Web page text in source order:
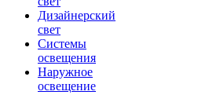
Дизайнерский
свет
Системы
освещения
Наружное
освещение